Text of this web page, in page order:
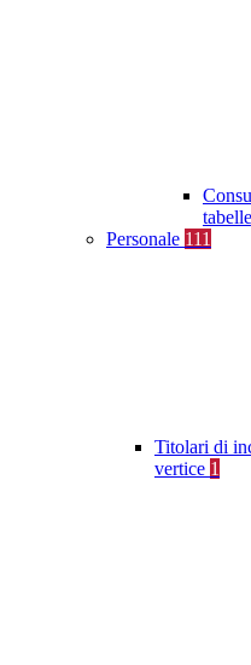
Personale 111
Titolari di
vertice 1